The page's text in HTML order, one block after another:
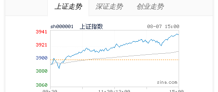
上证走势 深证走势 创业走势